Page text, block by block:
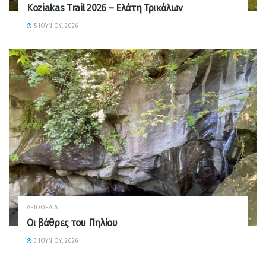
Koziakas Trail 2026 – Ελάτη Τρικάλων
5 ΙΟΥΝΊΟΥ, 2026
ΑΞΙΟΘΈΑΤΑ
Οι βάθρες του Πηλίου
3 ΙΟΥΝΊΟΥ, 2026